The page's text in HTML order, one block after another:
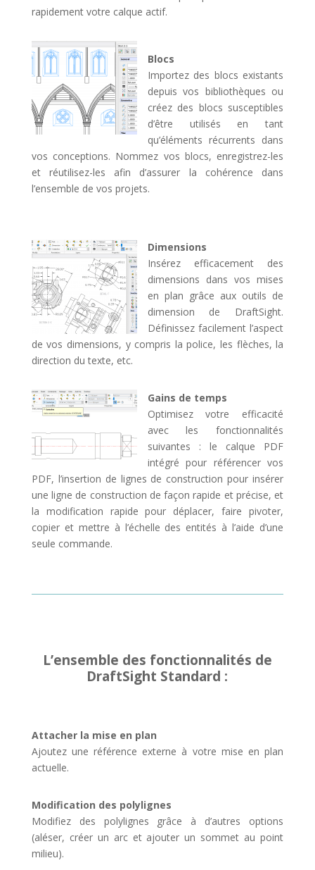
rapidement votre calque actif.
Blocs
Importez des blocs existants
depuis vos bibliothèques ou
créez des blocs susceptibles
d’être utilisés en tant
qu’éléments récurrents dans
vos conceptions. Nommez vos blocs, enregistrez-les
et réutilisez-les afin d’assurer la cohérence dans
l’ensemble de vos projets.
Dimensions
Insérez efficacement des
dimensions dans vos mises
en plan grâce aux outils de
dimension de DraftSight.
Définissez facilement l’aspect
de vos dimensions, y compris la police, les flèches, la
direction du texte, etc.
Gains de temps
Optimisez votre efficacité
avec les fonctionnalités
suivantes : le calque PDF
intégré pour référencer vos
PDF, l’insertion de lignes de construction pour insérer
une ligne de construction de façon rapide et précise, et
la modification rapide pour déplacer, faire pivoter,
copier et mettre à l’échelle des entités à l’aide d’une
seule commande.
L’ensemble des fonctionnalités de
DraftSight Standard :
Attacher la mise en plan
Ajoutez une référence externe à votre mise en plan
actuelle.
Modification des polylignes
Modifiez des polylignes grâce à d’autres options
(aléser, créer un arc et ajouter un sommet au point
milieu).